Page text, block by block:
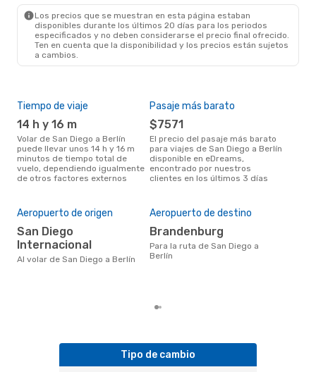
Los precios que se muestran en esta página estaban
disponibles durante los últimos 20 días para los periodos
especificados y no deben considerarse el precio final ofrecido.
Ten en cuenta que la disponibilidad y los precios están sujetos
a cambios.
Tiempo de viaje
14 h y 16 m
Volar de San Diego a Berlín
puede llevar unos 14 h y 16 m
minutos de tiempo total de
vuelo, dependiendo igualmente
de otros factores externos
Pasaje más barato
$7571
El precio del pasaje más barato
para viajes de San Diego a Berlín
disponible en eDreams,
encontrado por nuestros
clientes en los últimos 3 días
Aeropuerto de origen
San Diego
Internacional
Al volar de San Diego a Berlín
Aeropuerto de destino
Brandenburg
Para la ruta de San Diego a
Berlín
Tipo de cambio